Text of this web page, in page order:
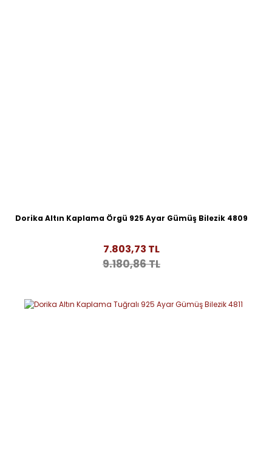
Dorika Altın Kaplama Örgü 925 Ayar Gümüş Bilezik 4809
7.803,73 TL
9.180,86 TL